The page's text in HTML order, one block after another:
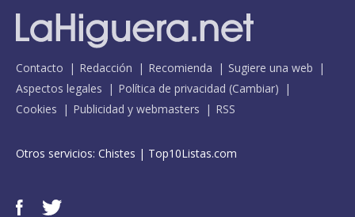
Contacto Redacción Recomienda
Sugiere una web
Aspectos legales
Política de privacidad (Cambiar)
Cookies
Publicidad y webmasters RSS
Otros servicios: Chistes | Top10Listas.com